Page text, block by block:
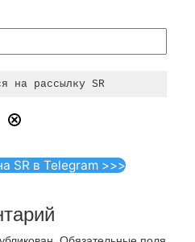
SR в Telegram >>>